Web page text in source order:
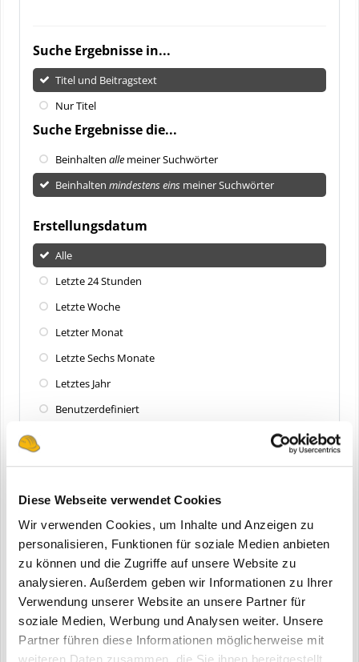
Diese Webseite verwendet Cookies
Wir verwenden Cookies, um Inhalte und Anzeigen zu
personalisieren, Funktionen für soziale Medien anbieten
zu können und die Zugriffe auf unsere Website zu
analysieren. Außerdem geben wir Informationen zu Ihrer
Verwendung unserer Website an unsere Partner für
soziale Medien, Werbung und Analysen weiter. Unsere
Partner führen diese Informationen möglicherweise mit
Suche Ergebnisse in...
Titel und Beitragstext
Nur Titel
Suche Ergebnisse die...
Beinhalten alle meiner Suchwörter
Beinhalten mindestens eins meiner Suchwörter
Erstellungsdatum
Alle
Letzte 24 Stunden
Letzte Woche
Letzter Monat
Letzte Sechs Monate
Letztes Jahr
Benutzerdefiniert
Zuletzt aktualisiert
Letzte 24 Stunden
Letzte Woche
Letzter Monat
Letzte Sechs Monate
Letztes Jahr
Benutzerdefiniert